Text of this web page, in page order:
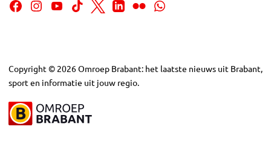
Copyright © 2026Omroep Brabant: het laatste nieuws uit Brabant,
sport en informatie uit jouw regio.